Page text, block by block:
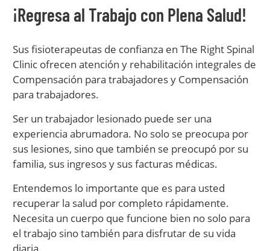
¡Regresa al Trabajo con Plena Salud!
Sus fisioterapeutas de confianza en The Right Spinal
Clinic ofrecen atención y rehabilitación integrales de
Compensación para trabajadores y Compensación
para trabajadores.
Ser un trabajador lesionado puede ser una
experiencia abrumadora. No solo se preocupa por
sus lesiones, sino que también se preocupó por su
familia, sus ingresos y sus facturas médicas.
Entendemos lo importante que es para usted
recuperar la salud por completo rápidamente.
Necesita un cuerpo que funcione bien no solo para
el trabajo sino también para disfrutar de su vida